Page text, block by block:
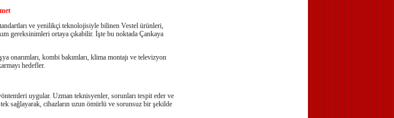
ve yenilikçi teknolojisiyle bilinen Vestel ürünleri,
gereksinimleri ortaya çıkabilir. İşte bu noktada Çankaya
onarımları, kombi bakımları, klima montajı ve televizyon
hedefler.
uygular. Uzman teknisyenler, sorunları tespit eder ve
sağlayarak, cihazların uzun ömürlü ve sorunsuz bir şekilde